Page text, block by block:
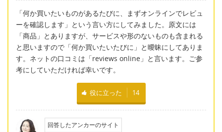
「何か買いたいものがあるたびに、まずオンラインでレビュ
ーを確認します」という言い方にしてみました。原文には
「商品」とありますが、サービスや形のないものも含まれる
と思いますので「何か買いたいたびに」と曖昧にしてありま
す。ネットの口コミは「reviews online」と言います。ご参
考にしていただければ幸いです。
役に立った 14
回答したアンカーのサイト